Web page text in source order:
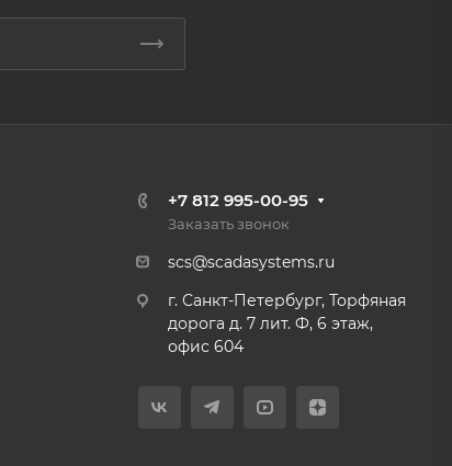
+7 812 995-00-95
Заказать звонок
scs@scadasystems.ru
г. Санкт-Петербург, Торфяная
дорога д. 7 лит. Ф, 6 этаж,
офис 604